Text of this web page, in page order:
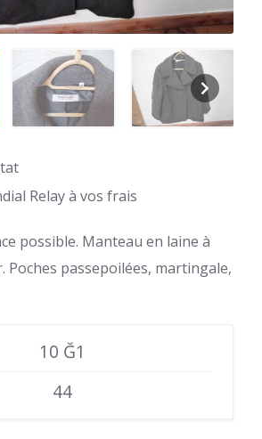
Relay à vos frais
possible. Manteau en laine à
Poches passepoilées, martingale,
10 Ğ1
44